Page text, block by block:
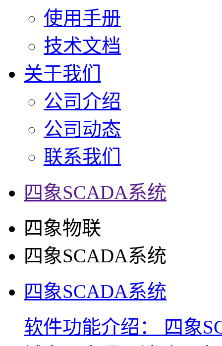
使用手册
技术文档
关于我们
公司介绍
公司动态
联系我们
四象SCADA系统
四象物联
四象SCADA系统
四象SCADA系统
软件功能介绍： 四象